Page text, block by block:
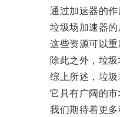
通过加速器的作用
垃圾场加速器的原
这些资源可以重新
除此之外，垃圾场
综上所述，垃圾场
它具有广阔的市场
我们期待着更多科